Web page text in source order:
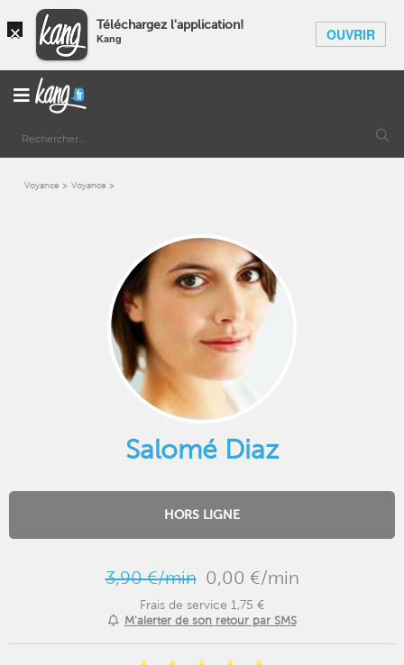
× Téléchargez l'application!
Kang OUVRIR
Voyance Voyance
Salomé Diaz
HORS LIGNE
3,90 €/min 0,00 €/min
Frais de service 1,75 €
M'alerter de son retour par SMS